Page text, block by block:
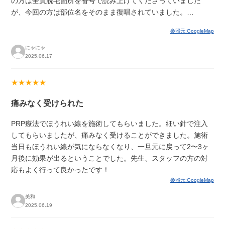
が、今回の方は部位名をそのまま復唱されていました。…
参照元:GoogleMap
にゃにゃ
2025.06.17
★★★★★
痛みなく受けられた
PRP療法でほうれい線を施術してもらいました。細い針で注入
してもらいましたが、痛みなく受けることができました。施術
当日もほうれい線が気にならなくなり、一旦元に戻って2〜3ヶ
月後に効果が出るということでした。先生、スタッフの方の対
応もよく行って良かったです！
参照元:GoogleMap
美和
2025.06.19